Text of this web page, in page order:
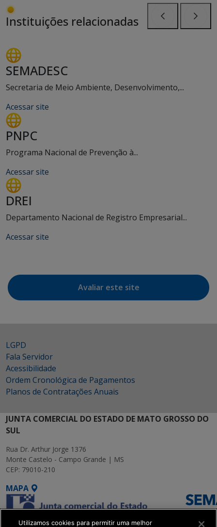
Instituições relacionadas
SEMADESC
Secretaria de Meio Ambiente, Desenvolvimento,...
Acessar site
PNPC
Programa Nacional de Prevenção à...
Acessar site
DREI
Departamento Nacional de Registro Empresarial...
Acessar site
Avaliar este site
LGPD
Fala Servidor
Acessibilidade
Ordem Cronológica de Pagamentos
Planos de Contratações Anuais
JUNTA COMERCIAL DO ESTADO DE MATO GROSSO DO
SUL
Rua Dr. Arthur Jorge 1376
Monte Castelo - Campo Grande | MS
CEP: 79010-210
MAPA
Utilizamos cookies para permitir uma melhor